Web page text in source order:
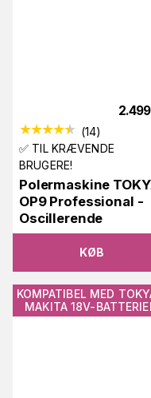
2.499
(14)
✅ TIL KRÆVENDE
BRUGERE!
Polermaskine
OP9 Professional -
Oscillerende
KØB
KOMPATIBEL MED
MAKITA 18V-